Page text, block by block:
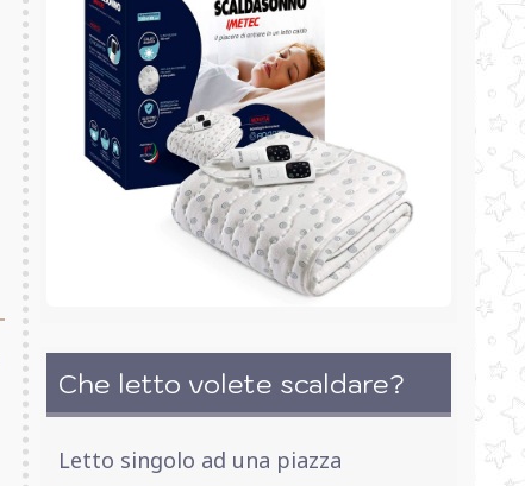
Che letto volete scaldare?
Letto singolo ad una piazza